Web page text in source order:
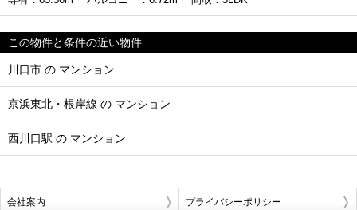
この物件と条件の近い物件
川口市 の マンション
京浜東北・根岸線 の マンション
西川口駅 の マンション
会社案内 プライバシーポリシー